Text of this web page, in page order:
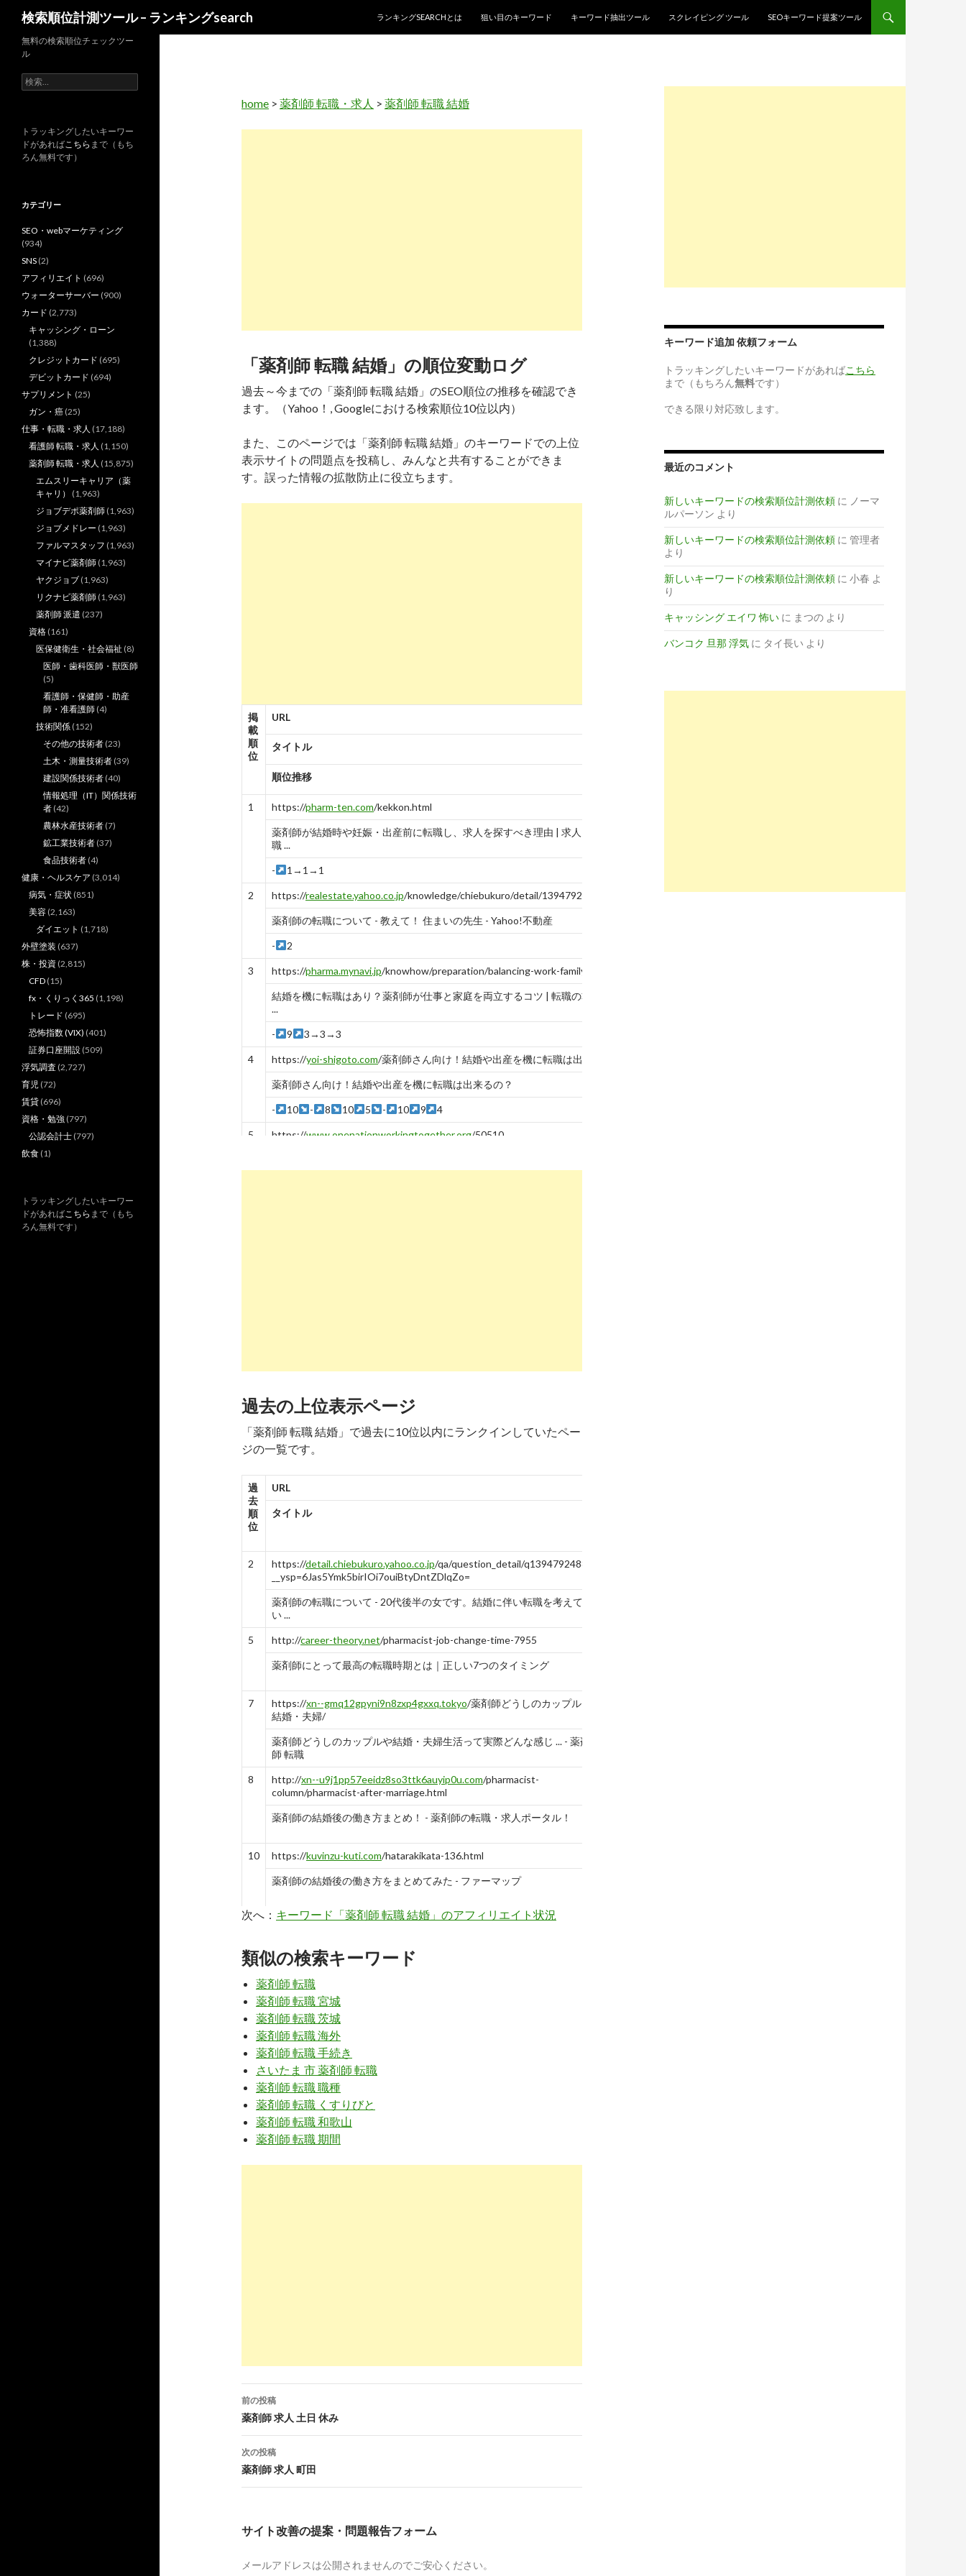
検索順位計測ツール – ランキングsearch
ランキングSEARCHとは
狙い目のキーワード キーワード抽出ツール スクレイピング ツール SEOキーワード提案ツール
home > 薬剤師 転職・求人 > 薬剤師 転職 結婚
「薬剤師 転職 結婚」の順位変動ログ
過去～今までの「薬剤師 転職 結婚」のSEO順位の推移を確認でき
ます。（Yahoo！, Googleにおける検索順位10位以内）
また、このページでは「薬剤師 転職 結婚」のキーワードでの上位
表示サイトの問題点を投稿し、みんなと共有することができま
す。誤った情報の拡散防止に役立ちます。
掲
載
順
位
URL
タイトル
順位推移
1 https://pharm-ten.com/kekkon.html
薬剤師が結婚時や妊娠・出産前に転職し、求人を探すべき理由 | 求人・転
職 ...
- 1→1→1
2 https://realestate.yahoo.co.jp/knowledge/chiebukuro/detail/1394792488/
薬剤師の転職について - 教えて！ 住まいの先生 - Yahoo!不動産
- 2
3 https://pharma.mynavi.jp/knowhow/preparation/balancing-work-family/
結婚を機に転職はあり？薬剤師が仕事と家庭を両立するコツ | 転職の準備
...
- 9 3→3→3
4 https://yoi-shigoto.com/薬剤師さん向け！結婚や出産を機に転職は出来る
薬剤師さん向け！結婚や出産を機に転職は出来るの？
- 10 - 8 10 5 - 10 9 4
5 https://www.onenationworkingtogether.org/50510
- 8
9 https://hakenyakuzaishi.work/marrywithwomanpharmacist/
- 9
10 https://pjob.mediwis.com
ム
- 2 5 8 7 8 10 - 10
過去の上位表示ページ
「薬剤師 転職 結婚」で過去に10位以内にランクインしていたペー
ジの一覧です。
過
去
順
位
URL
タイトル
2 https://detail.chiebukuro.yahoo.co.jp/qa/question_detail/q1394792488?
__ysp=6Jas5Ymk5birIOi7ouiBtyDntZDlqZo=
薬剤師の転職について - 20代後半の女です。結婚に伴い転職を考えて
い ...
5 http://career-theory.net/pharmacist-job-change-time-7955
薬剤師にとって最高の転職時期とは｜正しい7つのタイミング
7 https://xn--gmq12gpyni9n8zxp4gxxq.tokyo/薬剤師どうしのカップル・
結婚・夫婦/
薬剤師どうしのカップルや結婚・夫婦生活って実際どんな感じ ... - 薬剤
師 転職
8 http://xn--u9j1pp57eeidz8so3ttk6auyip0u.com/pharmacist-
column/pharmacist-after-marriage.html
薬剤師の結婚後の働き方まとめ！ - 薬剤師の転職・求人ポータル！
10 https://kuvinzu-kuti.com/hatarakikata-136.html
薬剤師の結婚後の働き方をまとめてみた - ファーマップ
8 https://kuvinzu-kuti.com/kekkon-tensyoku-43.html
https://www.hop-job.com
リクナビ薬剤師体験談【31歳女性】結婚を機に転職、30分圏内でママ
仲間 ...
http://komachi.yomiuri.co.jp
薬剤師の資格をお持ちの方におうかがいしたいのです : 生活・身近な話
題 ...
10 https://yakuzaishi-navich.com
調剤薬局への転職は女性薬剤師の悩み（結婚・産休・育休）に有利 ...
【プロが回答】薬剤師は結婚後、パートと正社員どちらがお勧め？
3 http://www.yakuzaishi-kyujin-job.com/index-25.html
薬剤師、女性の転職のタイミング | 薬剤師求人うさぎ
【結婚】MR辞めたい…。転職体験談【女性】 - 薬剤師のメソッド
10 http:// tensyoku-plus.jp/yakuzaishi/yakuzaishi-kekkongo-hatarakikata/
次へ： キーワード「薬剤師 転職 結婚」のアフィリエイト状況
類似の検索キーワード
薬剤師 転職
薬剤師 転職 宮城
薬剤師 転職 茨城
薬剤師 転職 海外
薬剤師 転職 手続き
さいたま 市 薬剤師 転職
薬剤師 転職 職種
薬剤師 転職 くすりびと
薬剤師 転職 和歌山
薬剤師 転職 期間
投
稿
ナ
ゲ
前の投稿
薬剤師 求人 土日 休み
次の投稿
薬剤師 求人 町田
サイト改善の提案・問題報告フォーム
メールアドレスは公開されませんのでご安心ください。
キーワード追加 依頼フォーム
トラッキングしたいキーワードがあればこちら
まで（もちろん無料です）
できる限り対応致します。
最近のコメント
新しいキーワードの検索順位計測依頼 に ノーマ
ルパーソン より
新しいキーワードの検索順位計測依頼 に 管理者
より
新しいキーワードの検索順位計測依頼 に 小春 よ
り
キャッシング エイワ 怖い に まつの より
バンコク 旦那 浮気 に タイ長い より
無料の検索順位チェックツー
ル
検
索
トラッキングしたいキーワー
ドがあればこちら まで（もち
ろん無料です）
カテゴリー
SEO・webマーケティング
(934)
SNS (2)
アフィリエイト (696)
ウォーターサーバー (900)
カード (2,773)
キャッシング・ローン
(1,388)
クレジットカード (695)
デビットカード (694)
サプリメント (25)
ガン・癌 (25)
仕事・転職・求人 (17,188)
看護師 転職・求人 (1,150)
薬剤師 転職・求人 (15,875)
エムスリーキャリア（薬
キャリ）
(1,963)
ジョブデポ薬剤師 (1,963)
ジョブメドレー (1,963)
ファルマスタッフ (1,963)
マイナビ薬剤師 (1,963)
ヤクジョブ (1,963)
リクナビ薬剤師 (1,963)
薬剤師 派遣 (237)
資格 (161)
医保健衛生・社会福祉 (8)
医師・歯科医師・獣医師
(5)
看護師・保健師・助産
師・准看護師 (4)
技術関係 (152)
その他の技術者 (23)
土木・測量技術者 (39)
建設関係技術者 (40)
情報処理（IT）関係技術
者 (42)
農林水産技術者 (7)
鉱工業技術者 (37)
食品技術者 (4)
健康・ヘルスケア (3,014)
病気・症状 (851)
美容 (2,163)
ダイエット (1,718)
外壁塗装 (637)
株・投資 (2,815)
CFD (15)
fx・くりっく365 (1,198)
トレード (695)
恐怖指数 (VIX) (401)
証券口座開設 (509)
浮気調査 (2,727)
育児 (72)
賃貸 (696)
資格・勉強 (797)
公認会計士 (797)
飲食 (1)
トラッキングしたいキーワー
ドがあればこちら まで（もち
ろん無料です）